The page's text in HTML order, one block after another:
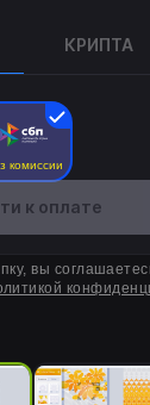
КРИПТА
комиссии
к оплате
вы